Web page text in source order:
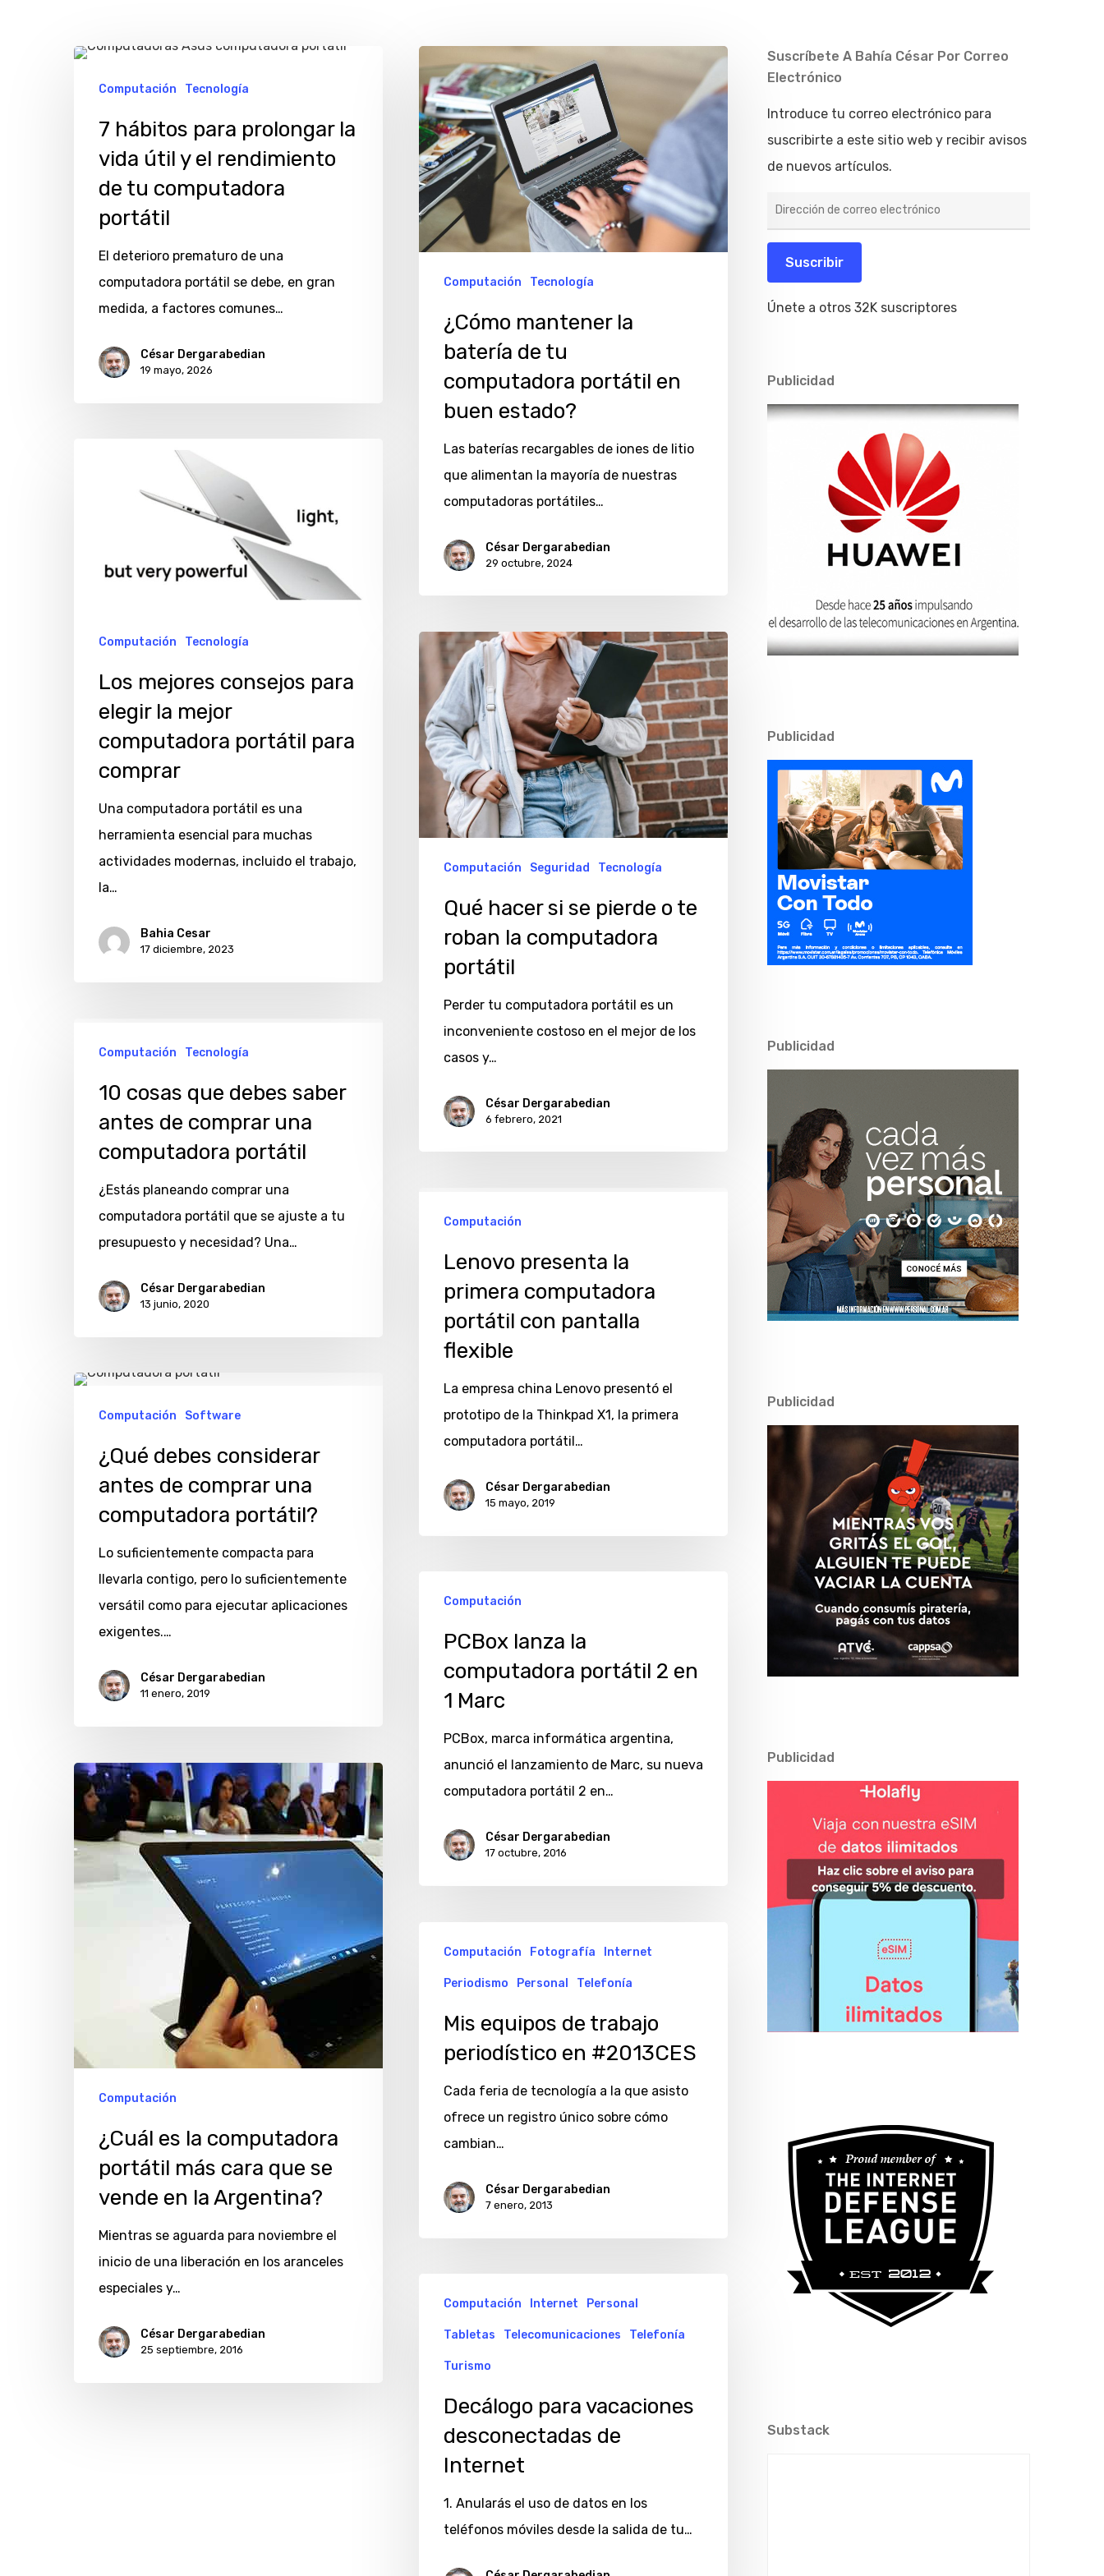
7
hábitos
prolongar
rendimiento
computadora
Computación Tecnología
7 hábitos para prolongar la
vida útil y el rendimiento
de tu computadora
portátil
El deterioro prematuro de una
computadora portátil se debe, en gran
medida, a factores comunes…
César Dergarabedian
19 mayo, 2026
mantener
la
batería
de
tu
computadora
portátil
estado?
Computación Tecnología
¿Cómo mantener la
batería de tu
computadora portátil en
buen estado?
Las baterías recargables de iones de litio
que alimentan la mayoría de nuestras
computadoras portátiles…
César Dergarabedian
29 octubre, 2024
computadora
comprar
Computación Tecnología
Los mejores consejos para
elegir la mejor
computadora portátil para
comprar
Una computadora portátil es una
herramienta esencial para muchas
actividades modernas, incluido el trabajo,
la…
Bahia Cesar
17 diciembre, 2023
Qué
hacer
se
pierde
roban
portátil
Computación Seguridad Tecnología
Qué hacer si se pierde o te
roban la computadora
portátil
Perder tu computadora portátil es un
inconveniente costoso en el mejor de los
casos y…
César Dergarabedian
6 febrero, 2021
cosas
antes
comprar
portátil
Computación Tecnología
10 cosas que debes saber
antes de comprar una
computadora portátil
¿Estás planeando comprar una
computadora portátil que se ajuste a tu
presupuesto y necesidad? Una…
César Dergarabedian
13 junio, 2020
presenta
computadora
portátil
pantalla
flexible
Computación
Lenovo presenta la
primera computadora
portátil con pantalla
flexible
La empresa china Lenovo presentó el
prototipo de la Thinkpad X1, la primera
computadora portátil…
César Dergarabedian
15 mayo, 2019
¿Qué
debes
antes
comprar
Computación Software
¿Qué debes considerar
antes de comprar una
computadora portátil?
Lo suficientemente compacta para
llevarla contigo, pero lo suficientemente
versátil como para ejecutar aplicaciones
exigentes.…
César Dergarabedian
11 enero, 2019
lanza
Marc
Computación
PCBox lanza la
computadora portátil 2 en
1 Marc
PCBox, marca informática argentina,
anunció el lanzamiento de Marc, su nueva
computadora portátil 2 en…
César Dergarabedian
17 octubre, 2016
¿Cuál
es
computadora
portátil
Argentina?
Computación
¿Cuál es la computadora
portátil más cara que se
vende en la Argentina?
Mientras se aguarda para noviembre el
inicio de una liberación en los aranceles
especiales y…
César Dergarabedian
25 septiembre, 2016
equipos
trabajo
#2013CES
Computación Fotografía Internet
Periodismo Personal Telefonía
Mis equipos de trabajo
periodístico en #2013CES
Cada feria de tecnología a la que asisto
ofrece un registro único sobre cómo
cambian…
César Dergarabedian
7 enero, 2013
para
vacaciones
desconectadas
Internet
Computación Internet Personal
Tabletas Telecomunicaciones Telefonía
Turismo
Decálogo para vacaciones
desconectadas de
Internet
1. Anularás el uso de datos en los
teléfonos móviles desde la salida de tu…
Suscríbete A Bahía César Por Correo
Electrónico
Introduce tu correo electrónico para
suscribirte a este sitio web y recibir avisos
de nuevos artículos.
de
electrónico
Suscribir
Únete a otros 32K suscriptores
Publicidad
Publicidad
Publicidad
Publicidad
Publicidad
Substack